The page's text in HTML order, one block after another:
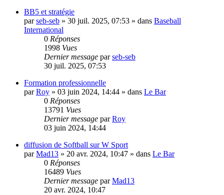
BB5 et stratégie
parseb-seb » 30 juil. 2025, 07:53 » dans Baseball
International
0 Réponses
1998 Vues
Dernier message parseb-seb
30 juil. 2025, 07:53
Formation professionnelle
parRoy » 03 juin 2024, 14:44 » dans Le Bar
0 Réponses
13791 Vues
Dernier message parRoy
03 juin 2024, 14:44
diffusion de Softball sur W Sport
parMad13 » 20 avr. 2024, 10:47 » dans Le Bar
0 Réponses
16489 Vues
Dernier message parMad13
20 avr. 2024, 10:47